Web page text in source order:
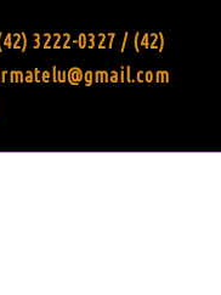
3222-0327 / (42)